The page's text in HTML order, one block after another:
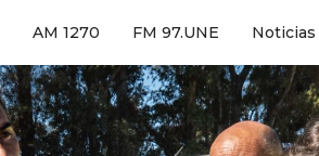
AM 1270 FM 97.UNE Noticias